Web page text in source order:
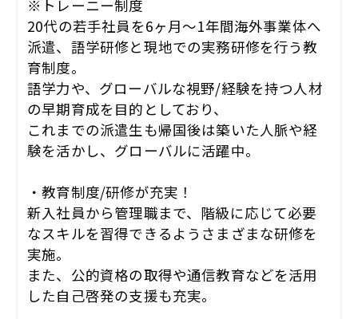
※トレーニー制度
20代の若手社員を6ヶ月～1年間海外事業体へ
派遣、語学研修と現地での実務研修を行う教
育制度。
語学力や、グローバルな視野/経験を持つ人材
の早期育成を目的としており、
これまでの派遣生も帰国後は築いた人脈や経
験を活かし、グローバルに活躍中。
・教育制度/研修が充実！
新入社員から管理職まで、階級に応じて必要
なスキルを習得できるようさまざまな研修を
実施。
また、公的資格の取得や通信教育などを活用
した自己啓発の支援も充実。